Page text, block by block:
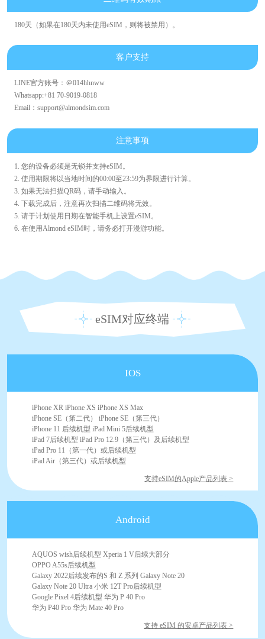
180天（如果在180天内未使用eSIM，则将被禁用）。
客户支持
LINE官方账号：＠014hhnww
Whatsapp:+81 70-9019-0818
Email：support@almondsim.com
注意事项
1. 您的设备必须是无锁并支持eSIM。
2. 使用期限将以当地时间的00:00至23:59为界限进行计算。
3. 如果无法扫描QR码，请手动输入。
4. 下载完成后，注意再次扫描二维码将无效。
5. 请于计划使用日期在智能手机上设置eSIM。
6. 在使用Almond eSIM时，请务必打开漫游功能。
eSIM对应终端
IOS
iPhone XR iPhone XS iPhone XS Max
iPhone SE（第二代） iPhone SE（第三代）
iPhone 11 后续机型 iPad Mini 5后续机型
iPad 7后续机型 iPad Pro 12.9（第三代）及后续机型
iPad Pro 11（第一代）或后续机型
iPad Air（第三代）或后续机型
支持eSIM的Apple产品列表 >
Android
AQUOS wish后续机型 Xperia 1 V后续大部分
OPPO A55s后续机型
Galaxy 2022后续发布的S 和 Z 系列 Galaxy Note 20
Galaxy Note 20 Ultra 小米 12T Pro后续机型
Google Pixel 4后续机型 华为 P 40 Pro
华为 P40 Pro 华为 Mate 40 Pro
支持 eSIM 的安卓产品列表 >